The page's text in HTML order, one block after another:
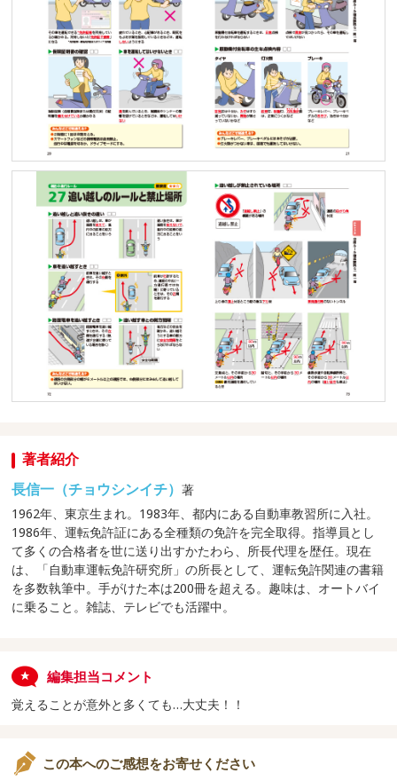
著者紹介
長信一（チョウシンイチ）著
1962年、東京生まれ。1983年、都内にある自動車教習所に入社。
1986年、運転免許証にある全種類の免許を完全取得。指導員とし
て多くの合格者を世に送り出すかたわら、所長代理を歴任。現在
は、「自動車運転免許研究所」の所長として、運転免許関連の書籍
を多数執筆中。手がけた本は200冊を超える。趣味は、オートバイ
に乗ること。雑誌、テレビでも活躍中。
編集担当コメント
覚えることが意外と多くても…大丈夫！！
この本へのご感想をお寄せください